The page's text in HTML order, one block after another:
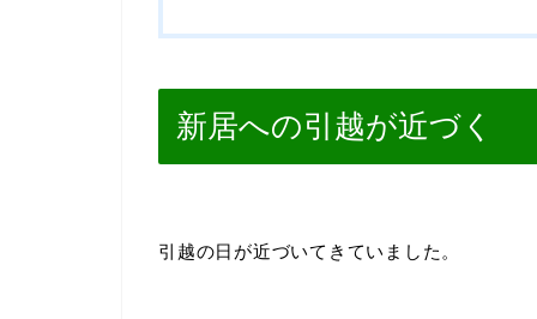
新居への引越が近づく
引越の日が近づいてきていました。